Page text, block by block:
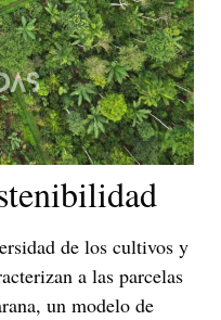
de los cultivos y
a las parcelas
un modelo de